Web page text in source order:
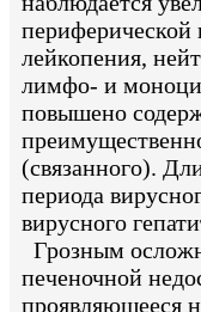
периферической
лейкопения,
лимфо- и
повышено
(связанного).
периода
вирусного
Грозным
печеночной
проявляющееся